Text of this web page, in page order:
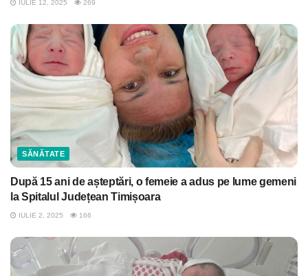
IULIE 12, 2025 269
SĂNĂTATE
După 15 ani de așteptări, o femeie a adus pe lume gemeni
la Spitalul Județean Timișoara
IULIE 2, 2025 166